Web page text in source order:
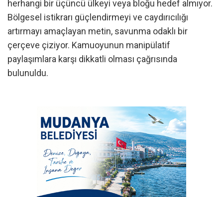
herhangi bir üçüncü ülkeyi veya bloğu hedef almıyor.
Bölgesel istikrarı güçlendirmeyi ve caydırıcılığı
artırmayı amaçlayan metin, savunma odaklı bir
çerçeve çiziyor. Kamuoyunun manipülatif
paylaşımlara karşı dikkatli olması çağrısında
bulunuldu.